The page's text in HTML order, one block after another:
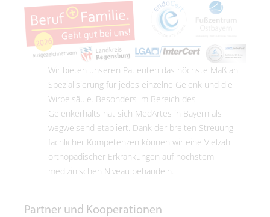
Wir bieten unseren Patienten das höchste Maß an
Spezialisierung für jedes einzelne Gelenk und die
Wirbelsäule. Besonders im Bereich des
Gelenkerhalts hat sich MedArtes in Bayern als
wegweisend etabliert. Dank der breiten Streuung
fachlicher Kompetenzen können wir eine Vielzahl
orthopädischer Erkrankungen auf höchstem
medizinischen Niveau behandeln.
Partner und Kooperationen